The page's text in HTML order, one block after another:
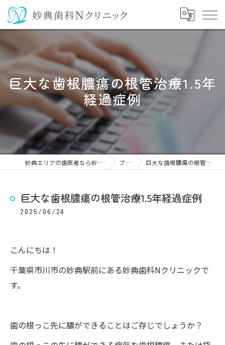
巨大な歯根膿瘍の根管治療1.5年
経過症例
妙典エリアの歯医者なら妙典歯科Nクリニック ブログ 巨大な歯根膿瘍の根管治療1.5年経過症例
巨大な歯根膿瘍の根管治療1.5年経過症例
2025/06/24
こんにちは！
千葉県市川市の妙典駅前にある妙典歯科Nクリニックで
す。
歯の根っこ先に膿ができることはご存じでしょうか？